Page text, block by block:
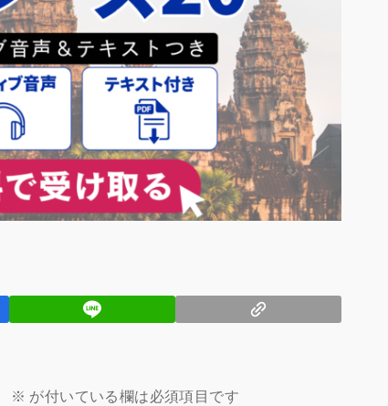
※ が付いている欄は必須項目です